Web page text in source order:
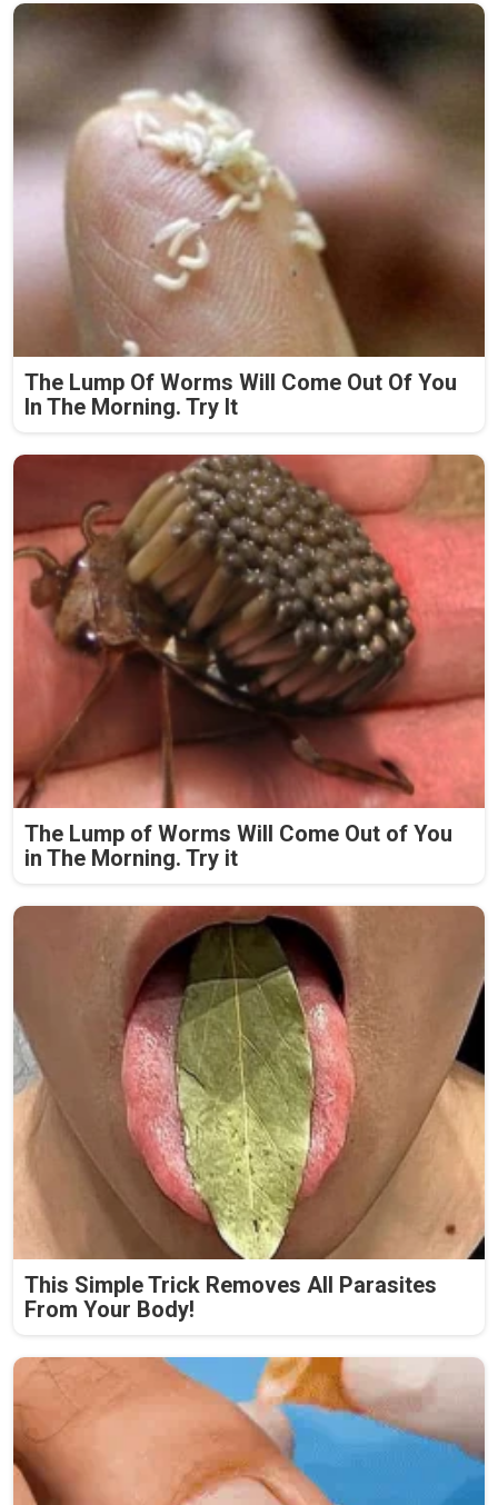
The Lump Of Worms Will Come Out Of You
In The Morning. Try It
The Lump of Worms Will Come Out of You
in The Morning. Try it
This Simple Trick Removes All Parasites
From Your Body!